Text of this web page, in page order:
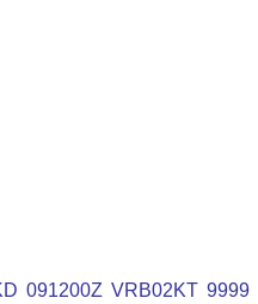
091200Z VRB02KT 9999